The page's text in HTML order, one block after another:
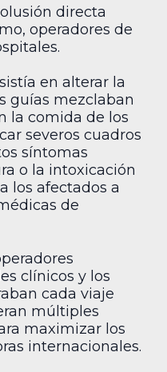
directa
operadores de
en alterar la
guías mezclaban
la comida de los
severos cuadros
síntomas
o la intoxicación
los afectados a
de
clínicos y los
cada viaje
múltiples
maximizar los
internacionales.